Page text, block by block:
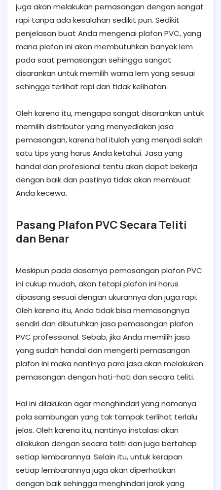
juga akan melakukan pemasangan dengan sangat
rapi tanpa ada kesalahan sedikit pun. Sedikit
penjelasan buat Anda mengenai plafon PVC, yang
mana plafon ini akan membutuhkan banyak lem
pada saat pemasangan sehingga sangat
disarankan untuk memilih warna lem yang sesuai
sehingga terlihat rapi dan tidak kelihatan.
Oleh karena itu, mengapa sangat disarankan untuk
memilih distributor yang menyediakan jasa
pemasangan, karena hal itulah yang menjadi salah
satu tips yang harus Anda ketahui. Jasa yang
handal dan profesional tentu akan dapat bekerja
dengan baik dan pastinya tidak akan membuat
Anda kecewa.
Pasang Plafon PVC Secara Teliti
dan Benar
Meskipun pada dasarnya pemasangan plafon PVC
ini cukup mudah, akan tetapi plafon ini harus
dipasang sesuai dengan ukurannya dan juga rapi.
Oleh karena itu, Anda tidak bisa memasangnya
sendiri dan dibutuhkan jasa pemasangan plafon
PVC professional. Sebab, jika Anda memilih jasa
yang sudah handal dan mengerti pemasangan
plafon ini maka nantinya para jasa akan melakukan
pemasangan dengan hati-hati dan secara teliti.
Hal ini dilakukan agar menghindari yang namanya
pola sambungan yang tak tampak terlihat terlalu
jelas. Oleh karena itu, nantinya instalasi akan
dilakukan dengan secara teliti dan juga bertahap
setiap lembarannya. Selain itu, untuk kerapan
setiap lembarannya juga akan diperhatikan
dengan baik sehingga menghindari jarak yang